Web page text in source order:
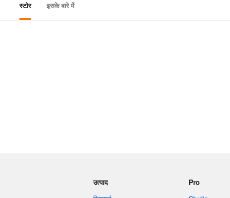
स्टोर
इसके बारे में
उत्पाद
Pro